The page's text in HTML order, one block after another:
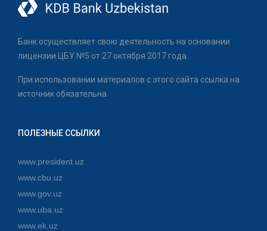
Банк осуществляет свою деятельность на основании
лицензии ЦБУ №5 от 27 октября 2017 года.
При использовании материалов с этого сайта ссылка на
источник обязательна.
ПОЛЕЗНЫЕ ССЫЛКИ
www.president.uz
www.cbu.uz
www.gov.uz
www.uba.uz
www.ek.uz